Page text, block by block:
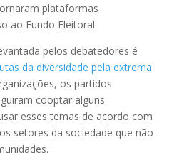
plataformas
ao Fundo Eleitoral.
pelos debatedores é
da diversidade pela extrema
os partidos
cooptar alguns
esses temas de acordo com
setores da sociedade que não